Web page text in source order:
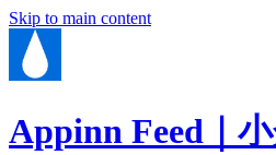
Skip to main content
Appinn Feed｜